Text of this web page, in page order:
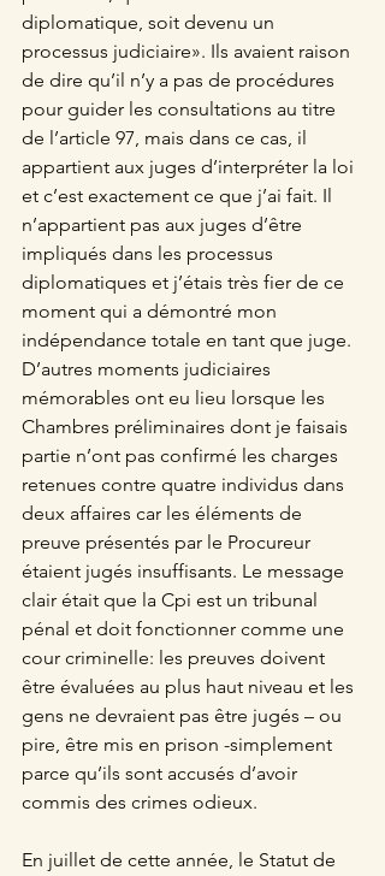
diplomatique, soit devenu un
processus judiciaire». Ils avaient raison
de dire qu’il n’y a pas de procédures
pour guider les consultations au titre
de l’article 97, mais dans ce cas, il
appartient aux juges d’interpréter la loi
et c’est exactement ce que j’ai fait. Il
n’appartient pas aux juges d’être
impliqués dans les processus
diplomatiques et j’étais très fier de ce
moment qui a démontré mon
indépendance totale en tant que juge.
D’autres moments judiciaires
mémorables ont eu lieu lorsque les
Chambres préliminaires dont je faisais
partie n’ont pas confirmé les charges
retenues contre quatre individus dans
deux affaires car les éléments de
preuve présentés par le Procureur
étaient jugés insuffisants. Le message
clair était que la Cpi est un tribunal
pénal et doit fonctionner comme une
cour criminelle: les preuves doivent
être évaluées au plus haut niveau et les
gens ne devraient pas être jugés – ou
pire, être mis en prison -simplement
parce qu’ils sont accusés d’avoir
commis des crimes odieux.
En juillet de cette année, le Statut de